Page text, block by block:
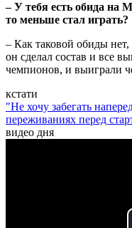
– У тебя есть обида на
то меньше стал играть?
– Как таковой обиды
он сделал состав и все
чемпионов, и выиграли
кстати
"Не хочу забегать
переживаниях перед
видео дня